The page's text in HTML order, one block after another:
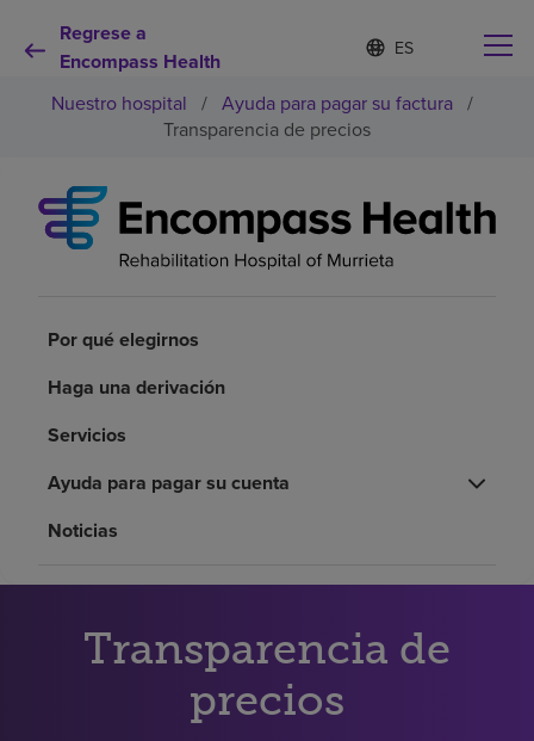
Regrese a
Encompass Health
Lista
de
idiomas
contraída
d
o
m
e
c
Por qué debe elegirnos
Servicios de rehabilitación
Pacientes y cuidadores
Acerca de nosotros
Inversores
Nuestro hospital / Ayuda para pagar su factura /
Transparencia de precios
Por qué elegirnos
Haga una derivación
Servicios
Ayuda para pagar su cuenta
Noticias
Transparencia de
precios